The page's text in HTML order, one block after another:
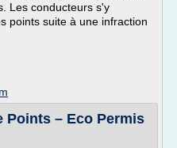
Les conducteurs s'y
points suite à une infraction
Points – Eco Permis